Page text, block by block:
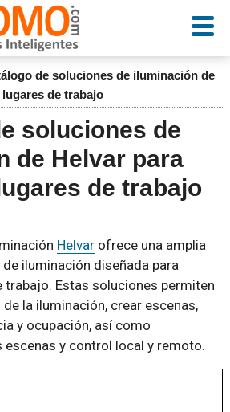
de soluciones de iluminación de
de trabajo
soluciones de
de Helvar para
de trabajo
Helvarofrece una amplia
iluminación diseñada para
trabajo. Estas soluciones permiten
la iluminación, crear escenas,
y ocupación, así como
escenas y control local y remoto.